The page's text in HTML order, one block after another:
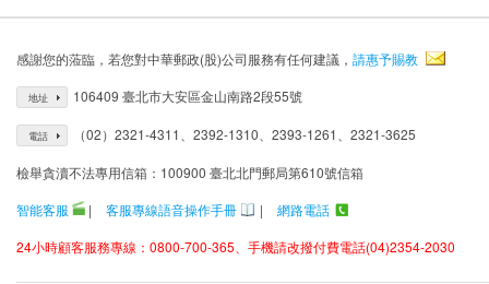
感謝您的蒞臨，若您對中華郵政(股)公司服務有任何建議， 請惠予賜教
地址 106409 臺北市大安區金山南路2段55號
電話 （02）2321-4311、2392-1310、2393-1261、2321-3625
檢舉貪瀆不法專用信箱：100900 臺北北門郵局第610號信箱
智能客服
| 客服專線語音操作手冊 |
網路電話
24小時顧客服務專線：0800-700-365、手機請改撥付費電話(04)2354-2030